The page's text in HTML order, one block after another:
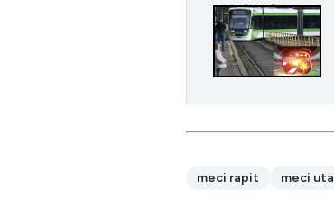
CITEȘTE ȘI
meci rapit meci uta